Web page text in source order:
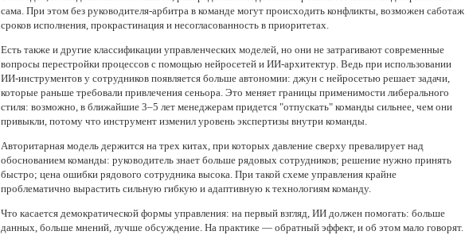
сама. При этом без руководителя-арбитра в команде могут происходить конфликты, возможен саботаж
сроков исполнения, прокрастинация и несогласованность в приоритетах.
Есть также и другие классификации управленческих моделей, но они не затрагивают современные
вопросы перестройки процессов с помощью нейросетей и ИИ-архитектур. Ведь при использовании
ИИ-инструментов у сотрудников появляется больше автономии: джун с нейросетью решает задачи,
которые раньше требовали привлечения сеньора. Это меняет границы применимости либерального
стиля: возможно, в ближайшие 3–5 лет менеджерам придется "отпускать" команды сильнее, чем они
привыкли, потому что инструмент изменил уровень экспертизы внутри команды.
Авторитарная модель держится на трех китах, при которых давление сверху превалирует над
обоснованием команды: руководитель знает больше рядовых сотрудников; решение нужно принять
быстро; цена ошибки рядового сотрудника высока. При такой схеме управления крайне
проблематично вырастить сильную гибкую и адаптивную к технологиям команду.
Что касается демократической формы управления: на первый взгляд, ИИ должен помогать: больше
данных, больше мнений, лучше обсуждение. На практике — обратный эффект, и об этом мало говорят.